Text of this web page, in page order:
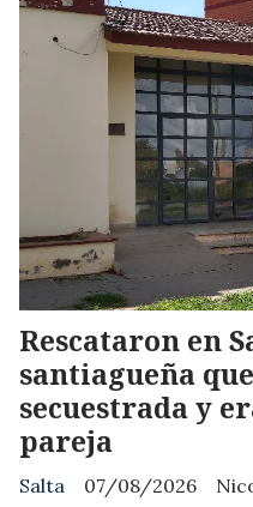
Rescataron en
santiagueña
secuestrada y
pareja
Salta
07/08/2026